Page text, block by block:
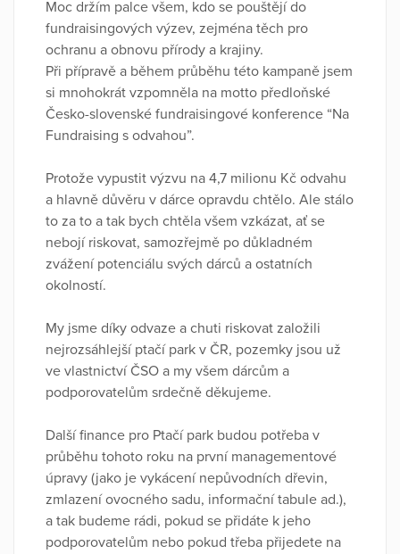
Moc držím palce všem, kdo se pouštějí do
fundraisingových výzev, zejména těch pro
ochranu a obnovu přírody a krajiny.
Při přípravě a během průběhu této kampaně jsem
si mnohokrát vzpomněla na motto předloňské
Česko-slovenské fundraisingové konference “Na
Fundraising s odvahou”.
Protože vypustit výzvu na 4,7 milionu Kč odvahu
a hlavně důvěru v dárce opravdu chtělo. Ale stálo
to za to a tak bych chtěla všem vzkázat, ať se
nebojí riskovat, samozřejmě po důkladném
zvážení potenciálu svých dárců a ostatních
okolností.
My jsme díky odvaze a chuti riskovat založili
nejrozsáhlejší ptačí park v ČR, pozemky jsou už
ve vlastnictví ČSO a my všem dárcům a
podporovatelům srdečně děkujeme.
Další finance pro Ptačí park budou potřeba v
průběhu tohoto roku na první managementové
úpravy (jako je vykácení nepůvodních dřevin,
zmlazení ovocného sadu, informační tabule ad.),
a tak budeme rádi, pokud se přidáte k jeho
podporovatelům nebo pokud třeba přijedete na